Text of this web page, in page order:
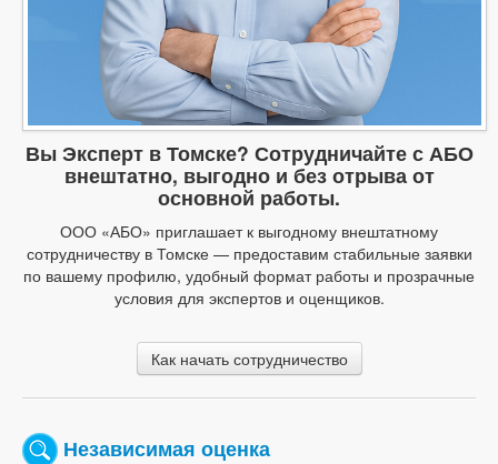
Вы Эксперт в Томске? Сотрудничайте с АБО
внештатно, выгодно и без отрыва от
основной работы.
ООО «АБО» приглашает к выгодному внештатному
сотрудничеству в Томске — предоставим стабильные заявки
по вашему профилю, удобный формат работы и прозрачные
условия для экспертов и оценщиков.
Как начать сотрудничество
Независимая оценка